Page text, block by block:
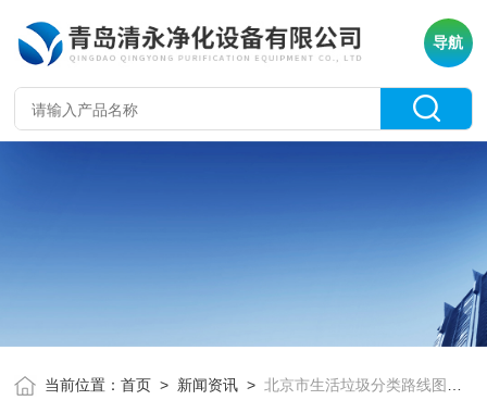
导航
当前位置：首页 > 新闻资讯 >北京市生活垃圾分类路线图要点解读